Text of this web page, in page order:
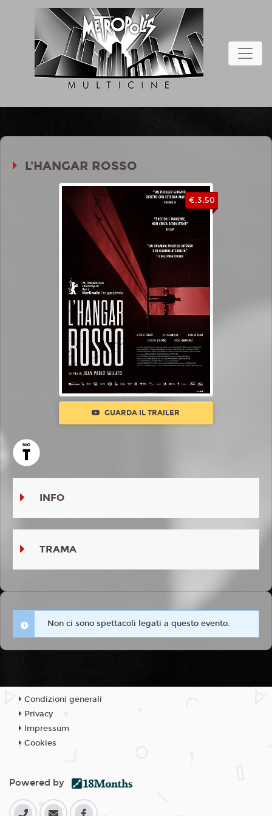
L'HANGAR ROSSO
€.3,50
GUARDA IL TRAILER
INFO
TRAMA
Non ci sono spettacoli legati a questo evento.
Condizioni generali
Privacy
Impressum
Cookies
Powered by